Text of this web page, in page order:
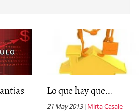
Lo que hay que...
21 May 2013 Mirta Casale